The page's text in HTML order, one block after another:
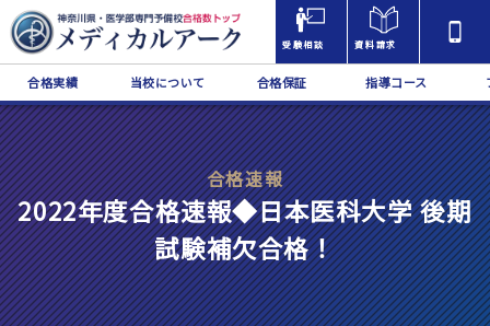
受験相談 資料請求
合格実績 当校について 合格保証 指導コース
合格速報
2022年度合格速報◆日本医科大学 後期
試験補欠合格！